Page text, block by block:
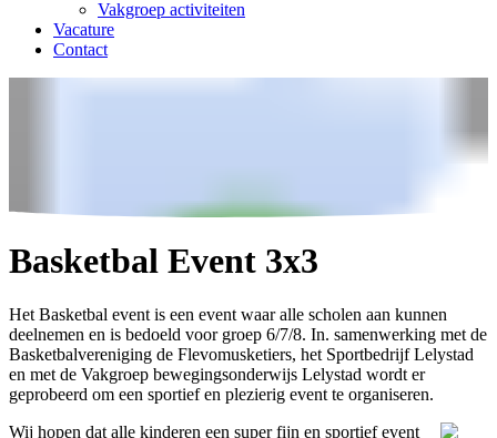
Vakgroep activiteiten
Vacature
Contact
Basketbal Event 3x3
Het Basketbal event is een event waar alle scholen aan kunnen
deelnemen en is bedoeld voor groep 6/7/8. In. samenwerking met de
Basketbalvereniging de Flevomusketiers, het Sportbedrijf Lelystad
en met de Vakgroep bewegingsonderwijs Lelystad wordt er
geprobeerd om een sportief en plezierig event te organiseren.
Wij hopen dat alle kinderen een super fijn en sportief event